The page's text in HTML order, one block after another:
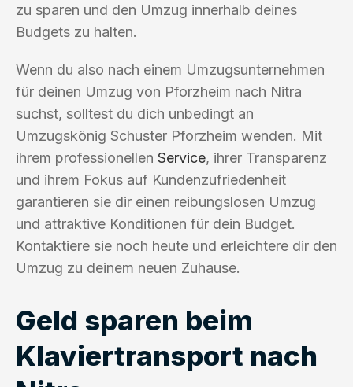
zu sparen und den Umzug innerhalb deines
Budgets zu halten.
Wenn du also nach einem Umzugsunternehmen
für deinen Umzug von Pforzheim nach Nitra
suchst, solltest du dich unbedingt an
Umzugskönig Schuster Pforzheim wenden. Mit
ihrem professionellen Service, ihrer Transparenz
und ihrem Fokus auf Kundenzufriedenheit
garantieren sie dir einen reibungslosen Umzug
und attraktive Konditionen für dein Budget.
Kontaktiere sie noch heute und erleichtere dir den
Umzug zu deinem neuen Zuhause.
Geld sparen beim
Klaviertransport nach